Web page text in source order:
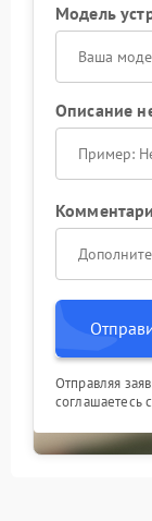
Модель
Описание
Отправляя
соглашаетесь с